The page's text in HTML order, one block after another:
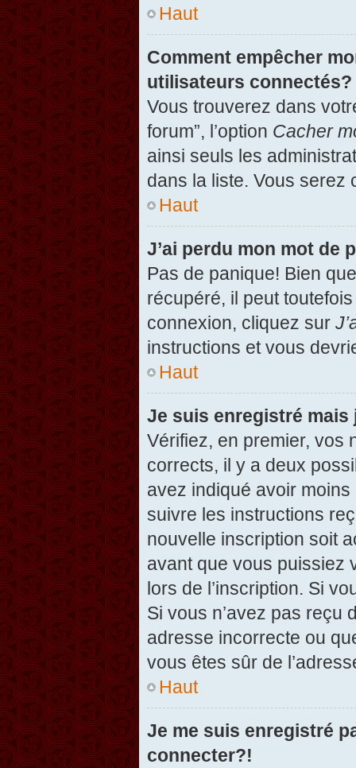
Haut
Comment empêcher
utilisateurs connectés?
Vous trouverez dans
forum”, l’option Cacher
ainsi seuls les
dans la liste. Vous serez
Haut
J’ai perdu mon mot de
Pas de panique! Bien
récupéré, il peut
connexion, cliquez sur
instructions et vous
Haut
Je suis enregistré mais
Vérifiez, en premier, vos
corrects, il y a deux
avez indiqué avoir
suivre les instructions
nouvelle inscription soit
avant que vous puissiez
lors de l’inscription. Si
Si vous n’avez pas reçu
adresse incorrecte ou
vous êtes sûr de
Haut
Je me suis enregistré
connecter?!